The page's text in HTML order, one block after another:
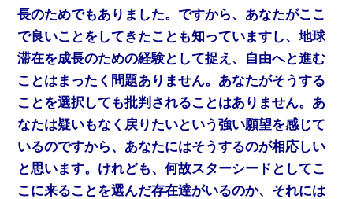
長のためでもありました。ですから、あなたがここ
で良いことをしてきたことも知っていますし、地球
滞在を成長のための経験として捉え、自由へと進む
ことはまったく問題ありません。あなたがそうする
ことを選択しても批判されることはありません。あ
なたは疑いもなく戻りたいという強い願望を感じて
いるのですから、あなたにはそうするのが相応しい
と思います。けれども、何故スターシードとしてこ
こに来ることを選んだ存在達がいるのか、それには